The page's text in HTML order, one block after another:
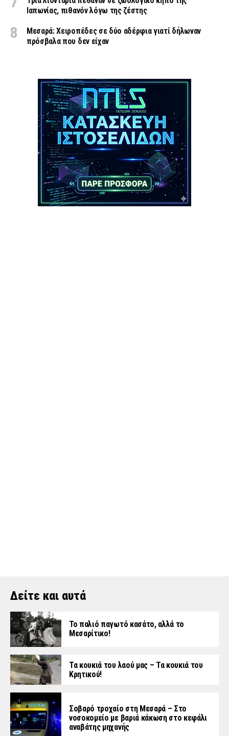
Ιαπωνίας, πιθανόν λόγω της ζέστης
Μεσαρά: Χειροπέδες σε δύο αδέρφια γιατί δήλωναν
πρόσβαλα που δεν είχαν
Δείτε και αυτά
Το παλιό παγωτό κασάτο, αλλά το
Μεσαρίτικο!
Τα κουκιά του λαού μας – Τα κουκιά του
Κρητικού!
Σοβαρό τροχαίο στη Μεσαρά – Στο
νοσοκομείο με βαριά κάκωση στο κεφάλι
αναβάτης μηχανής